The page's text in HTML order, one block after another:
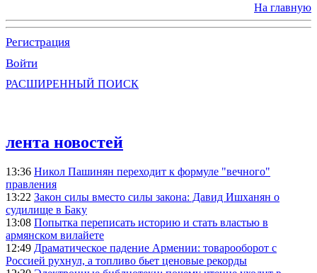
На главную
Регистрация
Войти
РАСШИРЕННЫЙ ПОИСК
лента новостей
13:36 Никол Пашинян переходит к формуле "вечного"
правления
13:22 Закон силы вместо силы закона: Давид Ишханян о
судилище в Баку
13:08 Попытка переписать историю и стать властью в
армянском вилайете
12:49 Драматическое падение Армении: товарооборот с
Россией рухнул, а топливо бьет ценовые рекорды